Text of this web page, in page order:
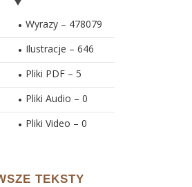
Wyrazy – 478079
Ilustracje – 646
Pliki PDF – 5
Pliki Audio – 0
Pliki Video – 0
TEKSTY